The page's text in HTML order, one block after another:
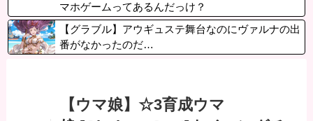
マホゲームってあるんだっけ？
【グラブル】アウギュステ舞台なのにヴァルナの出
番がなかったのだ…
【ウマ娘】☆3育成ウマ